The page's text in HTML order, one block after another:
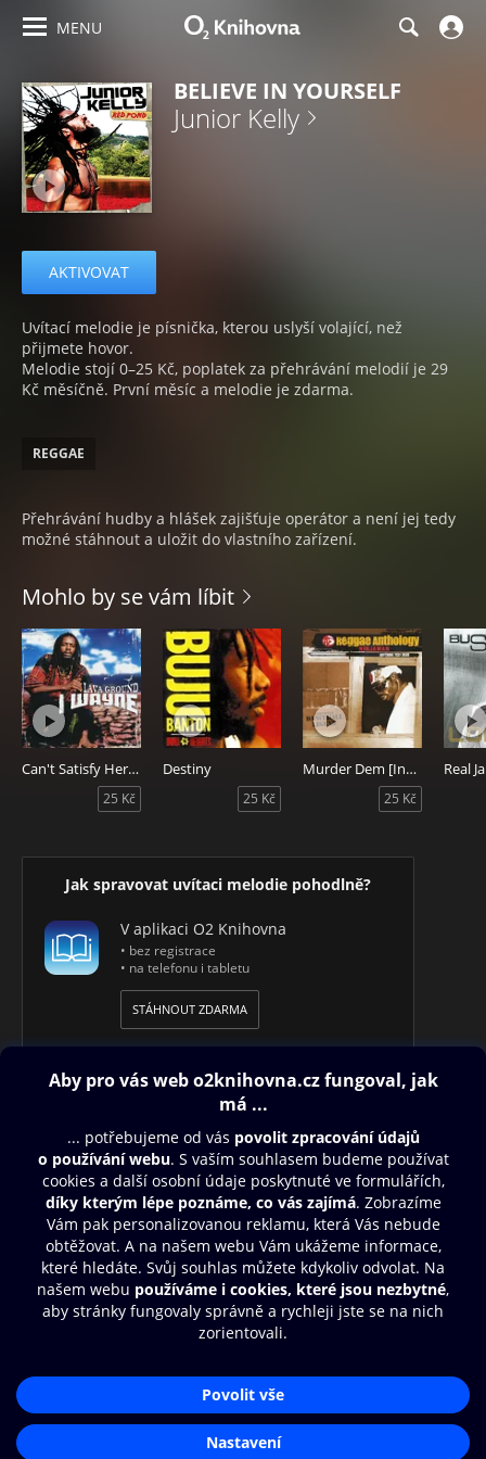
MENU
BELIEVE IN YOURSELF
Junior Kelly
AKTIVOVAT
Uvítací melodie je písnička, kterou uslyší volající, než
přijmete hovor.
Melodie stojí 0–25 Kč, poplatek za přehrávání melodií je 29
Kč měsíčně. První měsíc a melodie je zdarma.
REGGAE
Přehrávání hudby a hlášek zajišťuje operátor a není jej tedy
možné stáhnout a uložit do vlastního zařízení.
Mohlo by se vám líbit
Can't Satisfy Her [1st Verse]
25 Kč
Destiny
25 Kč
Murder Dem [Intro]
25 Kč
Real
Jak spravovat uvítaci melodie pohodlně?
V aplikaci O2 Knihovna
• bez registrace
• na telefonu i tabletu
STÁHNOUT ZDARMA
Obsah ke stažení
Moje O2 Knihovna
Další zábava
© O2 Czech Republic a.s.
Zásady zpracování osobních údajůAplikace O2 Knihovna
Čti a poslouchej své e-knihy a